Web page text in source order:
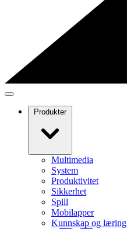
Produkter
Multimedia
System
Produktivitet
Sikkerhet
Spill
Mobilapper
Kunnskap og læring